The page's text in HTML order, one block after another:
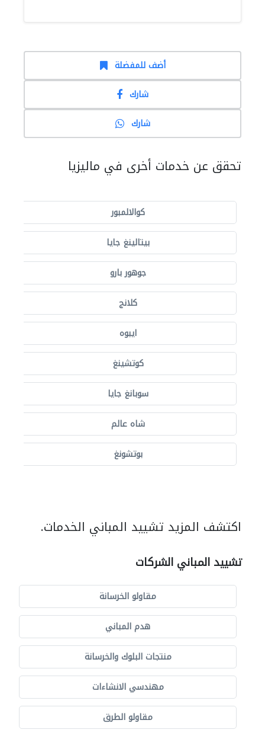
أضف للمفضلة
شارك
شارك
تحقق عن خدمات أخرى في ماليزيا
كوالالمبور
بيتالينغ جايا
جوهور بارو
كلانج
ايبوه
كوتشينغ
سوبانغ جايا
شاه عالم
بوتشونغ
اكتشف المزيد تشييد المباني الخدمات.
تشييد المباني الشركات
مقاولو الخرسانة
هدم المباني
منتجات البلوك والخرسانة
مهندسي الانشاءات
مقاولو الطرق